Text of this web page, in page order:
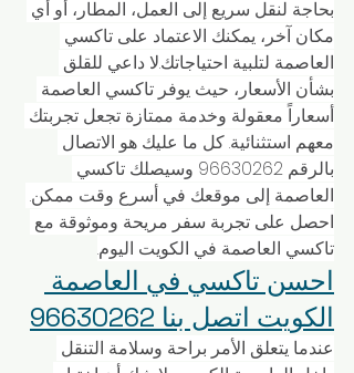
بحاجة لنقل سريع إلى العمل، المطار، أو أي
مكان آخر، يمكنك الاعتماد على تاكسي
العاصمة لتلبية احتياجاتك.لا داعي للقلق
بشأن الأسعار، حيث يوفر تاكسي العاصمة
أسعاراً معقولة وخدمة ممتازة تجعل تجربتك
معهم استثنائية. كل ما عليك هو الاتصال
بالرقم 96630262 وسيصلك تاكسي
العاصمة إلى موقعك في أسرع وقت ممكن.
احصل على تجربة سفر مريحة وموثوقة مع
تاكسي العاصمة في الكويت اليوم.
احسن تاكسي في العاصمة
الكويت اتصل بنا 96630262
عندما يتعلق الأمر براحة وسلامة التنقل